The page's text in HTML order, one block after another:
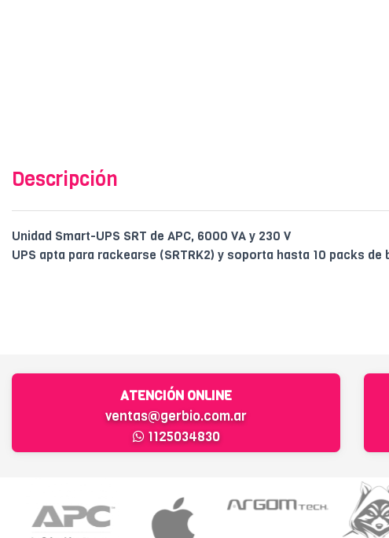
Descripción
Unidad Smart-UPS SRT de APC, 6000 VA y 230 V
UPS apta para rackearse (SRTRK2) y soporta hasta 10 packs de
ATENCIÓN ONLINE
ventas@gerbio.com.ar
1125034830